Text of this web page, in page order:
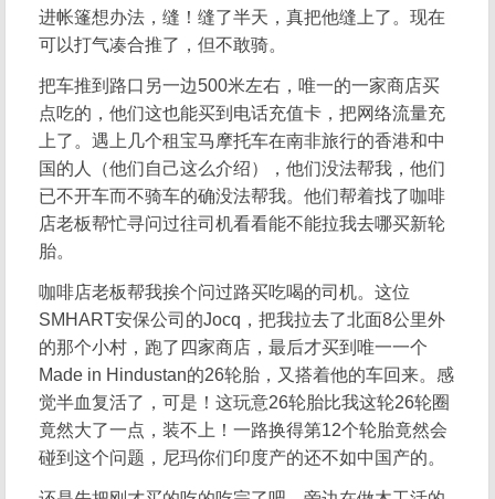
进帐篷想办法，缝！缝了半天，真把他缝上了。现在
可以打气凑合推了，但不敢骑。
把车推到路口另一边500米左右，唯一的一家商店买
点吃的，他们这也能买到电话充值卡，把网络流量充
上了。遇上几个租宝马摩托车在南非旅行的香港和中
国的人（他们自己这么介绍），他们没法帮我，他们
已不开车而不骑车的确没法帮我。他们帮着找了咖啡
店老板帮忙寻问过往司机看看能不能拉我去哪买新轮
胎。
咖啡店老板帮我挨个问过路买吃喝的司机。这位
SMHART安保公司的Jocq，把我拉去了北面8公里外
的那个小村，跑了四家商店，最后才买到唯一一个
Made in Hindustan的26轮胎，又搭着他的车回来。感
觉半血复活了，可是！这玩意26轮胎比我这轮26轮圈
竟然大了一点，装不上！一路换得第12个轮胎竟然会
碰到这个问题，尼玛你们印度产的还不如中国产的。